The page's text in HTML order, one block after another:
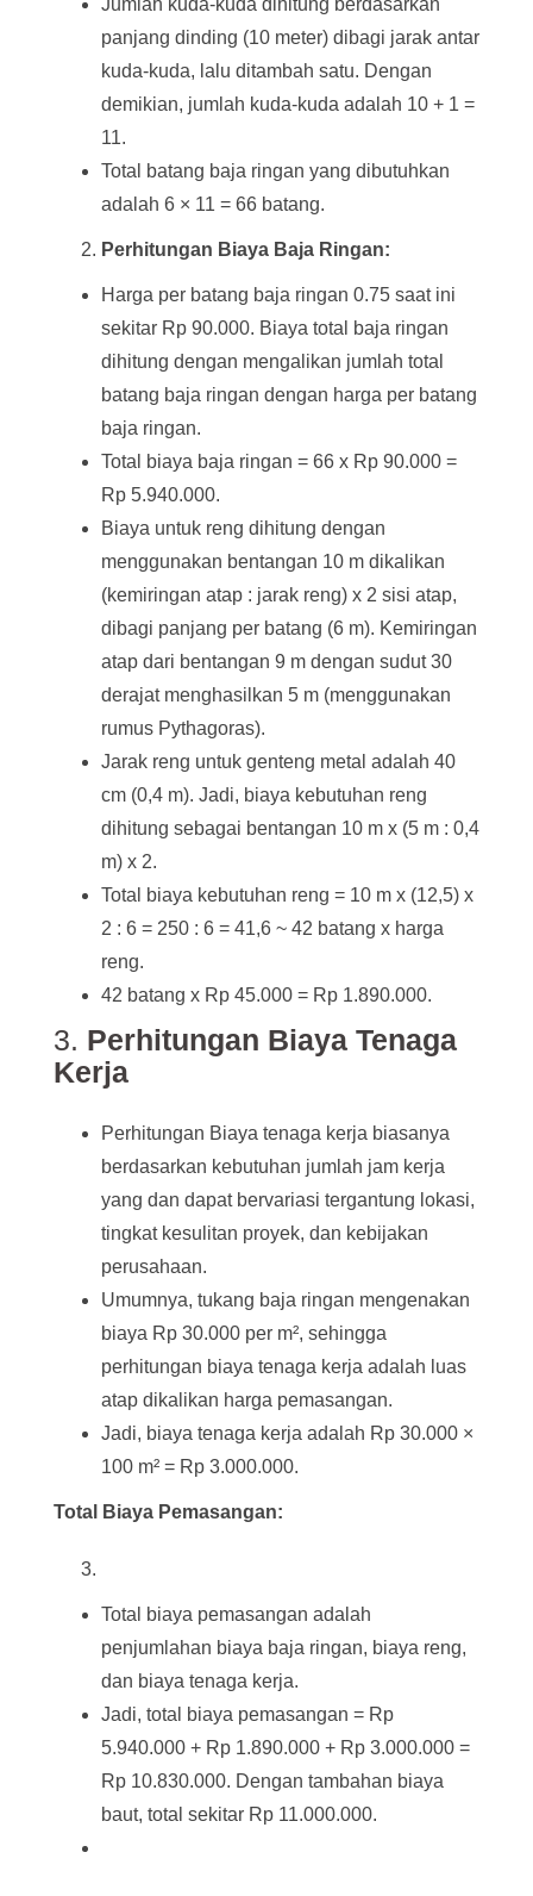
Jumlah kuda-kuda dihitung berdasarkan
panjang dinding (10 meter) dibagi jarak antar
kuda-kuda, lalu ditambah satu. Dengan
demikian, jumlah kuda-kuda adalah 10 + 1 =
11.
Total batang baja ringan yang dibutuhkan
adalah 6 × 11 = 66 batang.
Perhitungan Biaya Baja Ringan:
Harga per batang baja ringan 0.75 saat ini
sekitar Rp 90.000. Biaya total baja ringan
dihitung dengan mengalikan jumlah total
batang baja ringan dengan harga per batang
baja ringan.
Total biaya baja ringan = 66 x Rp 90.000 =
Rp 5.940.000.
Biaya untuk reng dihitung dengan
menggunakan bentangan 10 m dikalikan
(kemiringan atap : jarak reng) x 2 sisi atap,
dibagi panjang per batang (6 m). Kemiringan
atap dari bentangan 9 m dengan sudut 30
derajat menghasilkan 5 m (menggunakan
rumus Pythagoras).
Jarak reng untuk genteng metal adalah 40
cm (0,4 m). Jadi, biaya kebutuhan reng
dihitung sebagai bentangan 10 m x (5 m : 0,4
m) x 2.
Total biaya kebutuhan reng = 10 m x (12,5) x
2 : 6 = 250 : 6 = 41,6 ~ 42 batang x harga
reng.
42 batang x Rp 45.000 = Rp 1.890.000.
3. Perhitungan Biaya Tenaga
Kerja
Perhitungan Biaya tenaga kerja biasanya
berdasarkan kebutuhan jumlah jam kerja
yang dan dapat bervariasi tergantung lokasi,
tingkat kesulitan proyek, dan kebijakan
perusahaan.
Umumnya, tukang baja ringan mengenakan
biaya Rp 30.000 per m², sehingga
perhitungan biaya tenaga kerja adalah luas
atap dikalikan harga pemasangan.
Jadi, biaya tenaga kerja adalah Rp 30.000 ×
100 m² = Rp 3.000.000.
Total Biaya Pemasangan:
Total biaya pemasangan adalah
penjumlahan biaya baja ringan, biaya reng,
dan biaya tenaga kerja.
Jadi, total biaya pemasangan = Rp
5.940.000 + Rp 1.890.000 + Rp 3.000.000 =
Rp 10.830.000. Dengan tambahan biaya
baut, total sekitar Rp 11.000.000.